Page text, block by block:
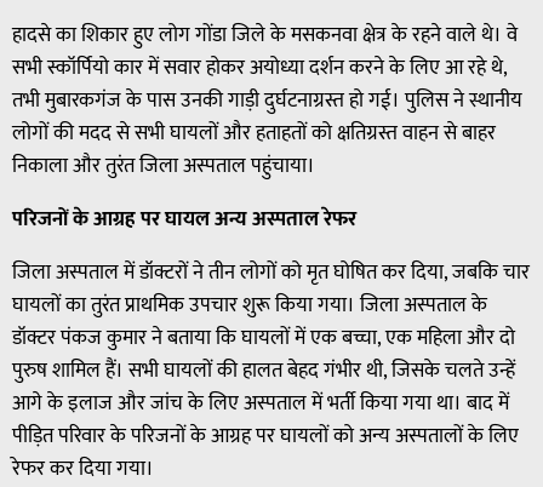
हादसे का शिकार हुए लोग गोंडा जिले के मसकनवा क्षेत्र के रहने वाले थे। वे
सभी स्कॉर्पियो कार में सवार होकर अयोध्या दर्शन करने के लिए आ रहे थे,
तभी मुबारकगंज के पास उनकी गाड़ी दुर्घटनाग्रस्त हो गई। पुलिस ने स्थानीय
लोगों की मदद से सभी घायलों और हताहतों को क्षतिग्रस्त वाहन से बाहर
निकाला और तुरंत जिला अस्पताल पहुंचाया।
परिजनों के आग्रह पर घायल अन्य अस्पताल रेफर
जिला अस्पताल में डॉक्टरों ने तीन लोगों को मृत घोषित कर दिया, जबकि चार
घायलों का तुरंत प्राथमिक उपचार शुरू किया गया। जिला अस्पताल के
डॉक्टर पंकज कुमार ने बताया कि घायलों में एक बच्चा, एक महिला और दो
पुरुष शामिल हैं। सभी घायलों की हालत बेहद गंभीर थी, जिसके चलते उन्हें
आगे के इलाज और जांच के लिए अस्पताल में भर्ती किया गया था। बाद में
पीड़ित परिवार के परिजनों के आग्रह पर घायलों को अन्य अस्पतालों के लिए
रेफर कर दिया गया।